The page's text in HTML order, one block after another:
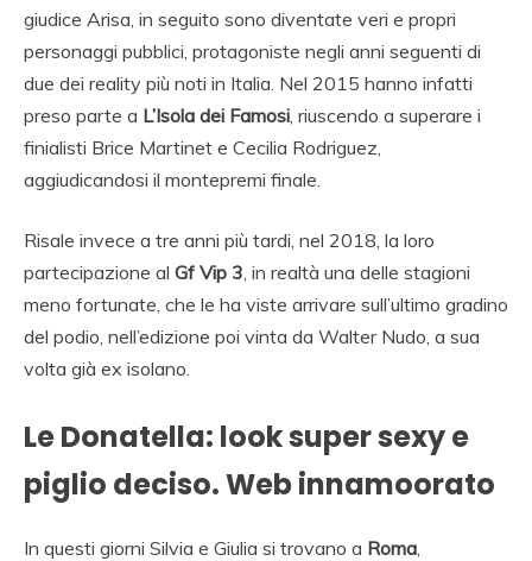
giudice Arisa, in seguito sono diventate veri e propri
personaggi pubblici, protagoniste negli anni seguenti di
due dei reality più noti in Italia. Nel 2015 hanno infatti
preso parte a L’Isola dei Famosi , riuscendo a superare i
finialisti Brice Martinet e Cecilia Rodriguez,
aggiudicandosi il montepremi finale.
Risale invece a tre anni più tardi, nel 2018, la loro
partecipazione al Gf Vip 3 , in realtà una delle stagioni
meno fortunate, che le ha viste arrivare sull’ultimo gradino
del podio, nell’edizione poi vinta da Walter Nudo, a sua
volta già ex isolano.
Le Donatella: look super sexy e
piglio deciso. Web innamoorato
In questi giorni Silvia e Giulia si trovano a Roma